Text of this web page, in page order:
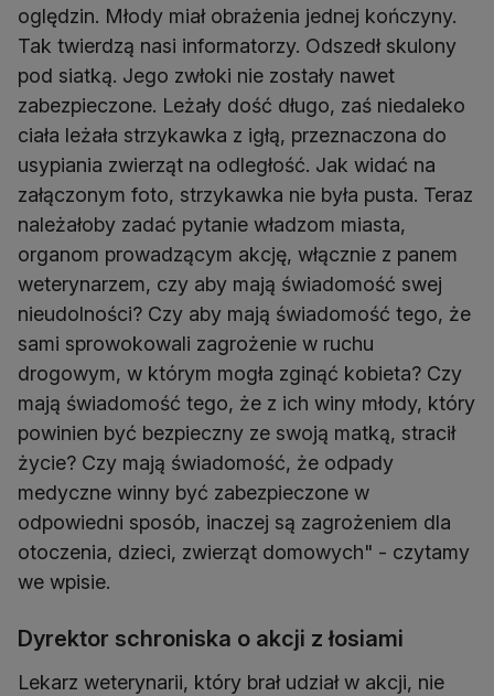
oględzin. Młody miał obrażenia jednej kończyny.
Tak twierdzą nasi informatorzy. Odszedł skulony
pod siatką. Jego zwłoki nie zostały nawet
zabezpieczone. Leżały dość długo, zaś niedaleko
ciała leżała strzykawka z igłą, przeznaczona do
usypiania zwierząt na odległość. Jak widać na
załączonym foto, strzykawka nie była pusta. Teraz
należałoby zadać pytanie władzom miasta,
organom prowadzącym akcję, włącznie z panem
weterynarzem, czy aby mają świadomość swej
nieudolności? Czy aby mają świadomość tego, że
sami sprowokowali zagrożenie w ruchu
drogowym, w którym mogła zginąć kobieta? Czy
mają świadomość tego, że z ich winy młody, który
powinien być bezpieczny ze swoją matką, stracił
życie? Czy mają świadomość, że odpady
medyczne winny być zabezpieczone w
odpowiedni sposób, inaczej są zagrożeniem dla
otoczenia, dzieci, zwierząt domowych" - czytamy
we wpisie.
Dyrektor schroniska o akcji z łosiami
Lekarz weterynarii, który brał udział w akcji, nie